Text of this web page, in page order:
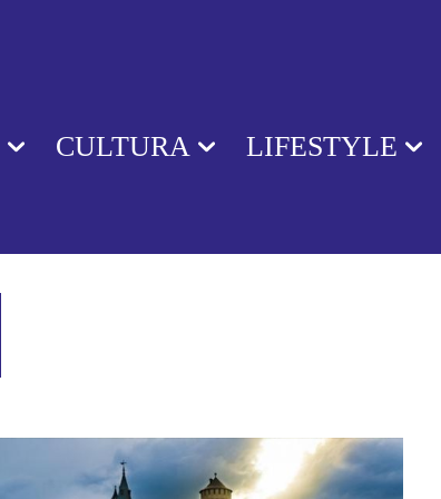
CULTURA LIFESTYLE